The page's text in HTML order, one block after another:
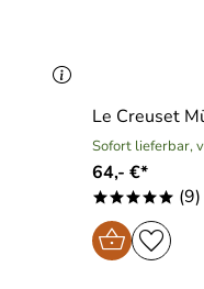
Le Creuset
Sofort lieferbar,
64,- €*
***** (9)